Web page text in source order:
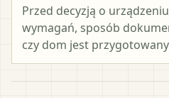
Przed decyzją o
wymagań, sposób
czy dom jest